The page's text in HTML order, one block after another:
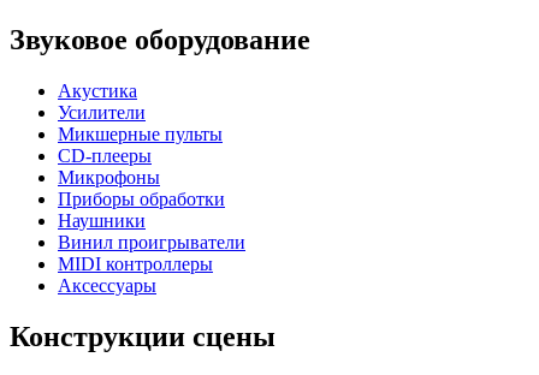
Звуковое оборудование
Акустика
Усилители
Микшерные пульты
CD-плееры
Микрофоны
Приборы обработки
Наушники
Винил проигрыватели
MIDI контроллеры
Аксессуары
Конструкции сцены